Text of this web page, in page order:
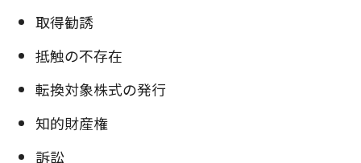
取得勧誘
抵触の不存在
転換対象株式の発行
知的財産権
訴訟